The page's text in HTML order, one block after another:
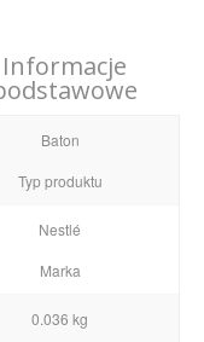
Informacje
Baton
Typ produktu
Nestlé
Marka
0.036 kg